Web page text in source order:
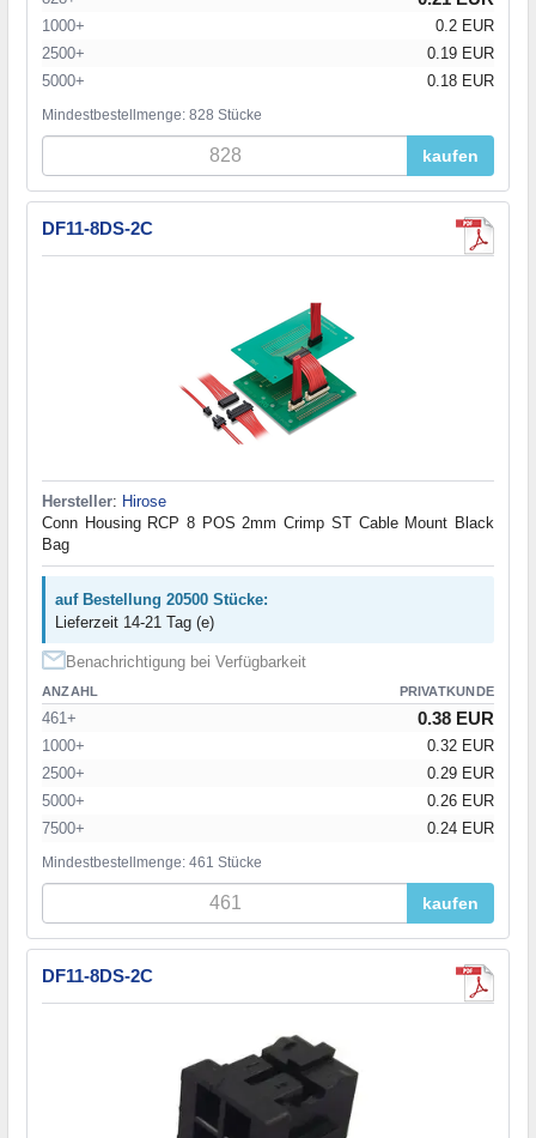
1000+
0.2 EUR
2500+
0.19 EUR
5000+
0.18 EUR
Mindestbestellmenge: 828 Stücke
kaufen
DF11-8DS-2C
Hersteller: Hirose
Conn Housing RCP 8 POS 2mm Crimp ST Cable Mount Black
Bag
auf Bestellung 20500 Stücke:
Lieferzeit 14-21 Tag (e)
Benachrichtigung bei Verfügbarkeit
ANZAHL PRIVATKUNDE
461+ 0.38 EUR
1000+
0.32 EUR
2500+
0.29 EUR
5000+
0.26 EUR
7500+
0.24 EUR
Mindestbestellmenge: 461 Stücke
kaufen
DF11-8DS-2C